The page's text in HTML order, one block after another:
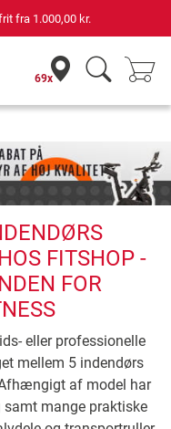
fra 1.000,00 kr.
69x
FITSHOP -
FOR
eller professionelle
mellem 5 indendørs
af model har
mange praktiske